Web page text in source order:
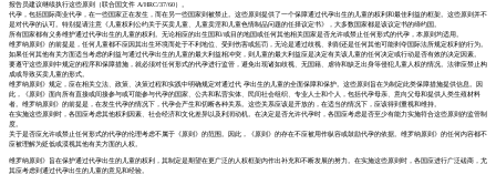
报告员建议继续执行这些原则（联合国文件 A/HRC/37/60）。
代孕，包括国际商业代孕，在一些国家正在发生，而在另一些国家则被禁止。这些原则提供了一个保障通过代孕出生的儿童的权利和最佳利益的框架。这些原则并不
是对代孕的认可。特别提请注意《儿童权利公约关于买卖儿童、儿童卖淫和儿童色情制品问题的任择议定书》，大多数国家都是该议定书的缔约国。
所有国家都有义务维护通过代孕出生的儿童的权利。无论相应的出生国和/或目的地国或任何其他相关国家是否允许或禁止任何形式的代孕，本原则均适用。
维罗纳原则》的前提是，任何儿童都不应因其出生环境而处于不利地位、受到伤害或惩罚，无论是通过歧视、剥削还是任何其他可能剥夺国际法所规定权利的行为。
如果任何其他有关方面适当考虑的利益与通过代孕出生的儿童的最大利益相冲突，则儿童的最大利益应是决定有关该儿童的任何决定或行动是否有效的决定因素。
要遵守这些原则中规定的程序和保障措施，就必须对任何形式的代孕进行监管，避免出现诸如歧视、无国籍、虐待和缺乏出身等侵犯儿童人权的情况。法律应禁止构
成或导致买卖儿童的形式。
维罗纳原则》规定，应在相关立法、政策、决策过程和实践中明确规定对通过代 孕出生的儿童的全面保障和保护。这些原则旨在为制定此类保障措施提供信息。因
此，《原则》面向所有直接或间接参与或可能参与代孕的国家、公共和私营实体、民间社会组织、专业人士和个人，包括代孕母亲、意向父母和提供人类生殖材料
者。维罗纳原则》的前提是，在发生代孕的情况下，代孕会产生和切断各种关系。这些关系应该是开放的，在适当的情况下，应该得到重视和维持。
在实施这些原则时，各国应考虑其他权利因素、社会经济和文化差异以及利润动机。在决定是否允许代孕时，各国应考虑是否至少有能力实施符合这些原则的监管制
度。
关于是否应允许或禁止任何形式的代孕的伦理考虑不属于《原则》的范围。因此，《原则》的存在不应被用作纵容或鼓励代孕的依据。维罗纳原则》的任何内容都不
应被理解为贬低或漠视其他有关方面的人权。
维罗纳原则》旨在保护通过代孕出生的儿童的权利，其制定是期望在更广泛的人权框架内作出补充和不断发展的努力。在实施这些原则时，各国应进行广泛磋商，尤
其应考虑到通过代孕出生的儿童的意见和经验。